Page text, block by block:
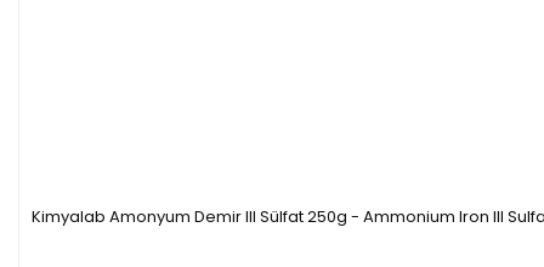
Kimyalab Amonyum Demir III Sülfat 250g - Ammonium Iron III